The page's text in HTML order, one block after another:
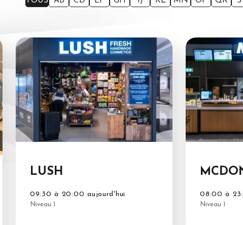
LUSH
09:30 à 20:00 aujourd'hui
Niveau 1
08:00 à
Niveau 1